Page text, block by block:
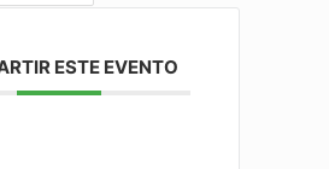
ESTE EVENTO